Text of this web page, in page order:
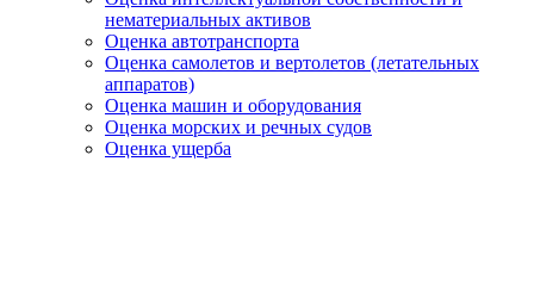
нематериальных активов
Оценка автотранспорта
Оценка самолетов и вертолетов (летательных
аппаратов)
Оценка машин и оборудования
Оценка морских и речных судов
Оценка ущерба